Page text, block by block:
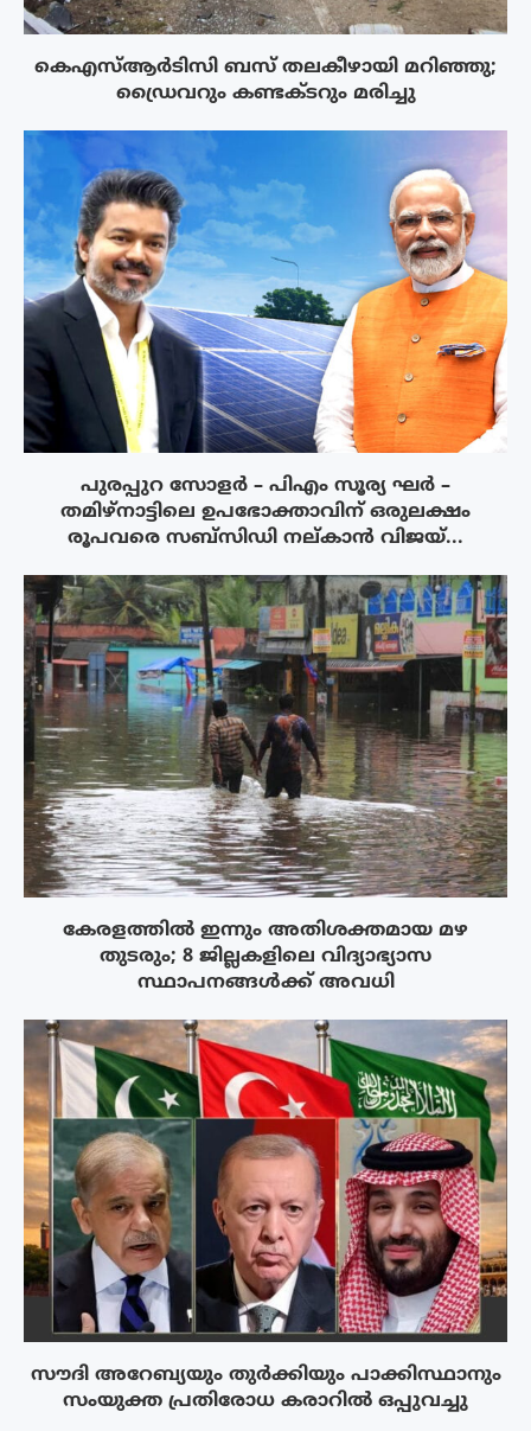
കെഎസ്ആർടിസി ബസ് തലകീഴായി മറിഞ്ഞു;
ഡ്രൈവറും കണ്ടക്ടറും മരിച്ചു
പുരപ്പുറ സോളർ – പിഎം സൂര്യ ഘർ –
തമിഴ്നാട്ടിലെ ഉപഭോക്താവിന് ഒരുലക്ഷം
രൂപവരെ സബ്സിഡി നല്കാൻ വിജയ്...
കേരളത്തിൽ ഇന്നും അതിശക്തമായ മഴ
തുടരും; 8 ജില്ലകളിലെ വിദ്യാഭ്യാസ
സ്ഥാപനങ്ങൾക്ക് അവധി
സൗദി അറേബ്യയും തുർക്കിയും പാക്കിസ്ഥാനും
സംയുക്ത പ്രതിരോധ കരാറിൽ ഒപ്പുവച്ചു